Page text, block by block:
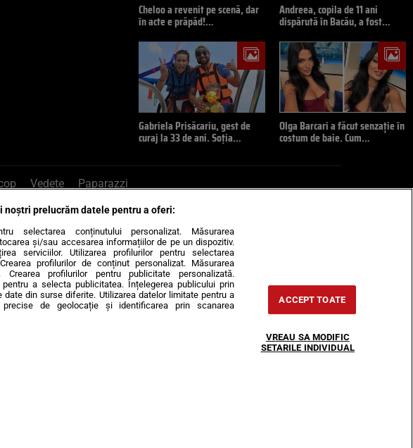
Cheloo a revenit pe scenă, dar
în acte e prăpăd!…
Andreea, copila de 11 ani
dispărută în Bacău, a fost…
Gabriela Prisăcariu, gest de
curaj la 33 de ani. Soția…
Olga Barcari a făcut senzație în
costum de baie. Cum…
Vedete Paparazzi
sau trimite mail la pont@cancan.ro
LIFE STYLE Horoscop
noștri prelucrăm datele pentru a oferi:
selectarea conținutului personalizat. Măsurarea
și/sau accesarea informațiilor de pe un dispozitiv.
serviciilor. Utilizarea profilurilor pentru selectarea
profilurilor de conținut personalizat. Măsurarea
Crearea profilurilor pentru publicitate personalizată.
a selecta publicitatea. Înțelegerea publicului prin
din surse diferite. Utilizarea datelor limitate pentru a
de geolocație și identificarea prin scanarea
ACCEPT TOATE
VREAU SA MODIFIC
SETARILE INDIVIDUAL